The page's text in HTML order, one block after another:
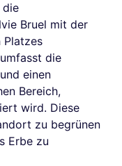
die
Bruel mit der
Platzes
die
einen
Bereich,
wird. Diese
zu begrünen
Erbe zu